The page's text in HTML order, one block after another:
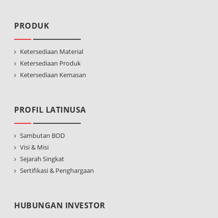
PRODUK
Ketersediaan Material
Ketersediaan Produk
Ketersediaan Kemasan
PROFIL LATINUSA
Sambutan BOD
Visi & Misi
Sejarah Singkat
Sertifikasi & Penghargaan
HUBUNGAN INVESTOR